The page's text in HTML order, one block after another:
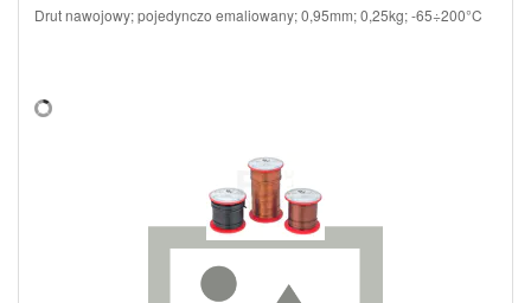
Drut nawojowy; pojedynczo emaliowany; 0,95mm; 0,25kg; -65÷200°C